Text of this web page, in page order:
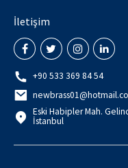
İletişim
+90 533 369 84 54
Eski Habipler Mah.
İstanbul